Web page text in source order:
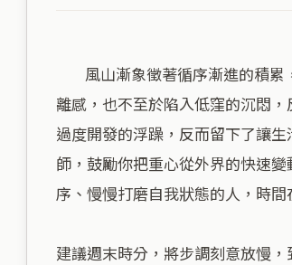
離感，也不至於陷入低窪的沉悶
過度開發的浮躁，反而留下了讓
師，鼓勵你把重心從外界的快速
序、慢慢打磨自我狀態的人，時
建議週末時分，將步調刻意放慢